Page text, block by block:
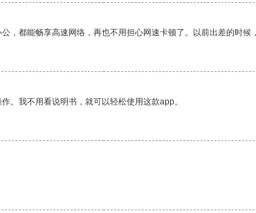
，都能畅享高速网络，再也不用担心网速卡顿了。以前出差的时
。我不用看说明书，就可以轻松使用这款app。